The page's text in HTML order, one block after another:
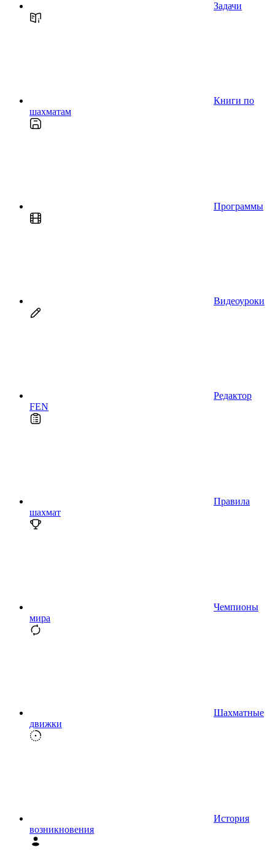
Задачи
Книги по
шахматам
Программы
Видеоуроки
Редактор
FEN
Правила
шахмат
Чемпионы
мира
Шахматные
движки
История
возникновения